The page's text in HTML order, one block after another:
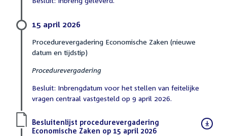
15 april 2026
Procedurevergadering Economische Zaken (nieuwe
datum en tijdstip)
Procedurevergadering
Besluit: Inbrengdatum voor het stellen van feitelijke
vragen centraal vastgesteld op 9 april 2026.
Download
bestand:
Besluitenlijst procedurevergadering
Economische Zaken op 15 april 2026